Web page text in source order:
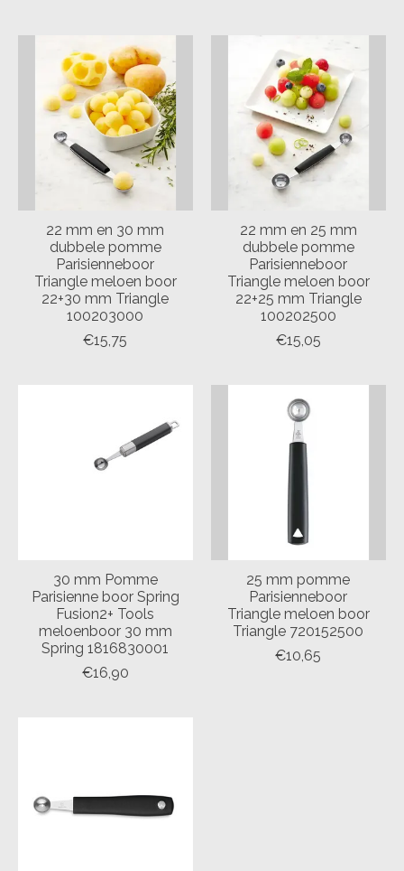
22 mm en 30 mm
dubbele pomme
Parisienneboor
Triangle meloen boor
22+30 mm Triangle
100203000
€15,75
22 mm en 25 mm
dubbele pomme
Parisienneboor
Triangle meloen boor
22+25 mm Triangle
100202500
€15,05
30 mm Pomme
Parisienne boor Spring
Fusion2+ Tools
meloenboor 30 mm
Spring 1816830001
€16,90
25 mm pomme
Parisienneboor
Triangle meloen boor
Triangle 720152500
€10,65